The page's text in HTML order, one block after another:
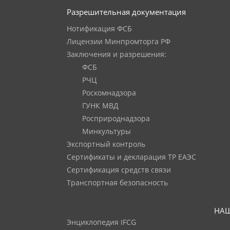
Разрешительная документация
Нотификация ФСБ
Лицензии Минпромторга РФ
Заключения и разрешения:
ФСБ
РЧЦ
Роскомнадзора
ГУНК МВД
Росприроднадзора
Минкультуры
Экспортный контроль
Сертификаты и декларация ТР ЕАЭС
Сертификация средств связи
Транспортная безопасность
Энциклопедия IFCG